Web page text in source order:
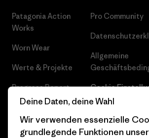
Patagonia Action
Works
Worn Wear
Werte & Projekte
Progress Report
Business Unusual
Klimaziele
Pro Community
Allgemeine
Cookie
Karriere
Pressekontakt
Deine Daten, deine Wahl
Wir verwenden essenzielle
grundlegende Funktionen